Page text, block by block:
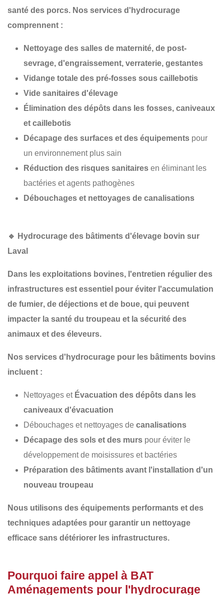
santé des porcs. Nos services d'hydrocurage
comprennent :
Nettoyage des salles de maternité, de post-
sevrage, d'engraissement, verraterie, gestantes
Vidange totale des pré-fosses sous caillebotis
Vide sanitaires d'élevage
Élimination des dépôts dans les fosses, caniveaux
et caillebotis
Décapage des surfaces et des équipements pour
un environnement plus sain
Réduction des risques sanitaires en éliminant les
bactéries et agents pathogènes
Débouchages et nettoyages de canalisations
🔹 Hydrocurage des bâtiments d'élevage bovin sur
Laval
Dans les exploitations bovines, l'entretien régulier des
infrastructures est essentiel pour éviter l'accumulation
de fumier, de déjections et de boue, qui peuvent
impacter la santé du troupeau et la sécurité des
animaux et des éleveurs.
Nos services d'hydrocurage pour les bâtiments bovins
incluent :
Nettoyages et Évacuation des dépôts dans les
caniveaux d'évacuation
Débouchages et nettoyages de canalisations
Décapage des sols et des murs pour éviter le
développement de moisissures et bactéries
Préparation des bâtiments avant l'installation d'un
nouveau troupeau
Nous utilisons des équipements performants et des
techniques adaptées pour garantir un nettoyage
efficace sans détériorer les infrastructures.
Pourquoi faire appel à BAT
Aménagements pour l'hydrocurage